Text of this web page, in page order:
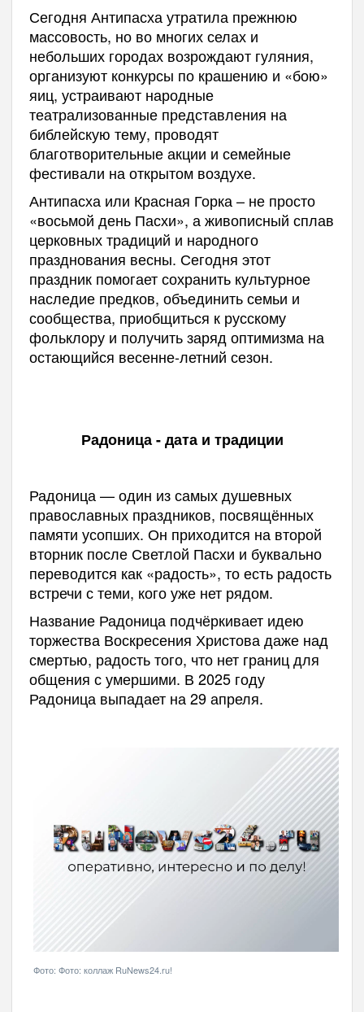
Сегодня Антипасха утратила прежнюю
массовость, ново многих селах и
небольших городах возрождают гуляния,
организуют конкурсы по крашению и «бою»
яиц, устраивают народные
театрализованные представления на
библейскую тему, проводят
благотворительные акции и семейные
фестивали на открытом воздухе.
Антипасха или Красная Горка – не просто
«восьмой день Пасхи», а живописный сплав
церковных традиций и народного
празднования весны. Сегодня этот
праздник помогает сохранить культурное
наследие предков, объединить семьи и
сообщества, приобщиться к русскому
фольклору и получить заряд оптимизма на
остающийся весенне-летний сезон.
Радоница - дата и традиции
Радоница — один из самых душевных
православных праздников, посвящённых
памяти усопших. Он приходится на второй
вторник после Светлой Пасхи и буквально
переводится как «радость», то есть радость
встречи с теми, кого уже нет рядом.
Название Радоница подчёркивает идею
торжества Воскресения Христова даже над
смертью, радость того, что нет границ для
общения с умершими. В 2025 году
Радоница выпадает на 29 апреля.
Фото: Фото: коллаж RuNews24.ru!